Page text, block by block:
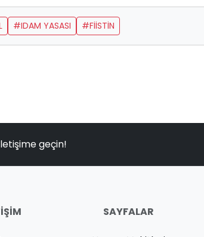
#IDAM YASASI #FİİSTİN
geçin!
SAYFALAR